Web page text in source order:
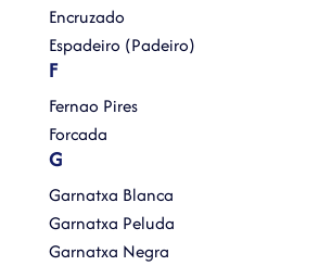
Encruzado
Espadeiro (Padeiro)
F
Fernao Pires
Forcada
G
Garnatxa Blanca
Garnatxa Peluda
Garnatxa Negra